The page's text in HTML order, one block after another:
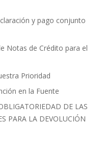
y pago conjunto
Notas de Crédito para el
Prioridad
en la Fuente
DE LAS
PARA LA DEVOLUCIÓN